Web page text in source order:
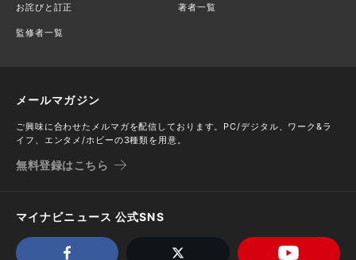
お詫びと訂正 著者一覧
監修者一覧
メールマガジン
ご興味に合わせたメルマガを配信しております。PC/デジタル、ワーク&ラ
イフ、エンタメ/ホビーの3種類を用意。
無料登録はこちら
マイナビニュース 公式SNS